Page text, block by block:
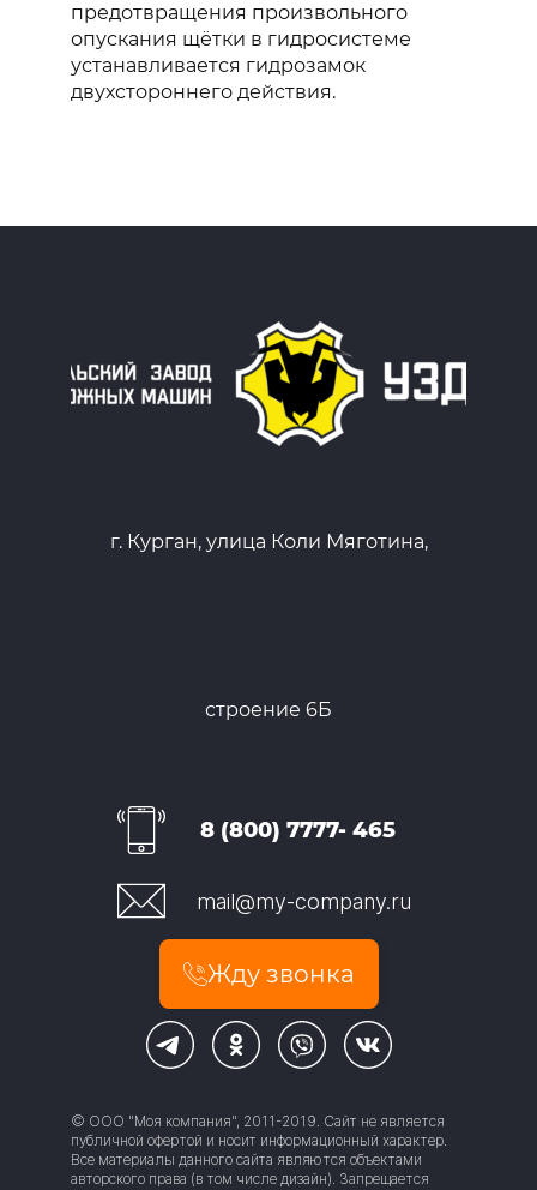
предотвращения произвольного
опускания щётки в гидросистеме
устанавливается гидрозамок
двухстороннего действия.
г. Курган, улица Коли Мяготина,
строение 6Б
8 (800) 7777- 465
mail@my-company.ru
Жду звонка
© ООО "Моя компания", 2011-2019. Сайт не является
публичной офертой и носит информационный характер.
Все материалы данного сайта являются объектами
авторского права (в том числе дизайн). Запрещается